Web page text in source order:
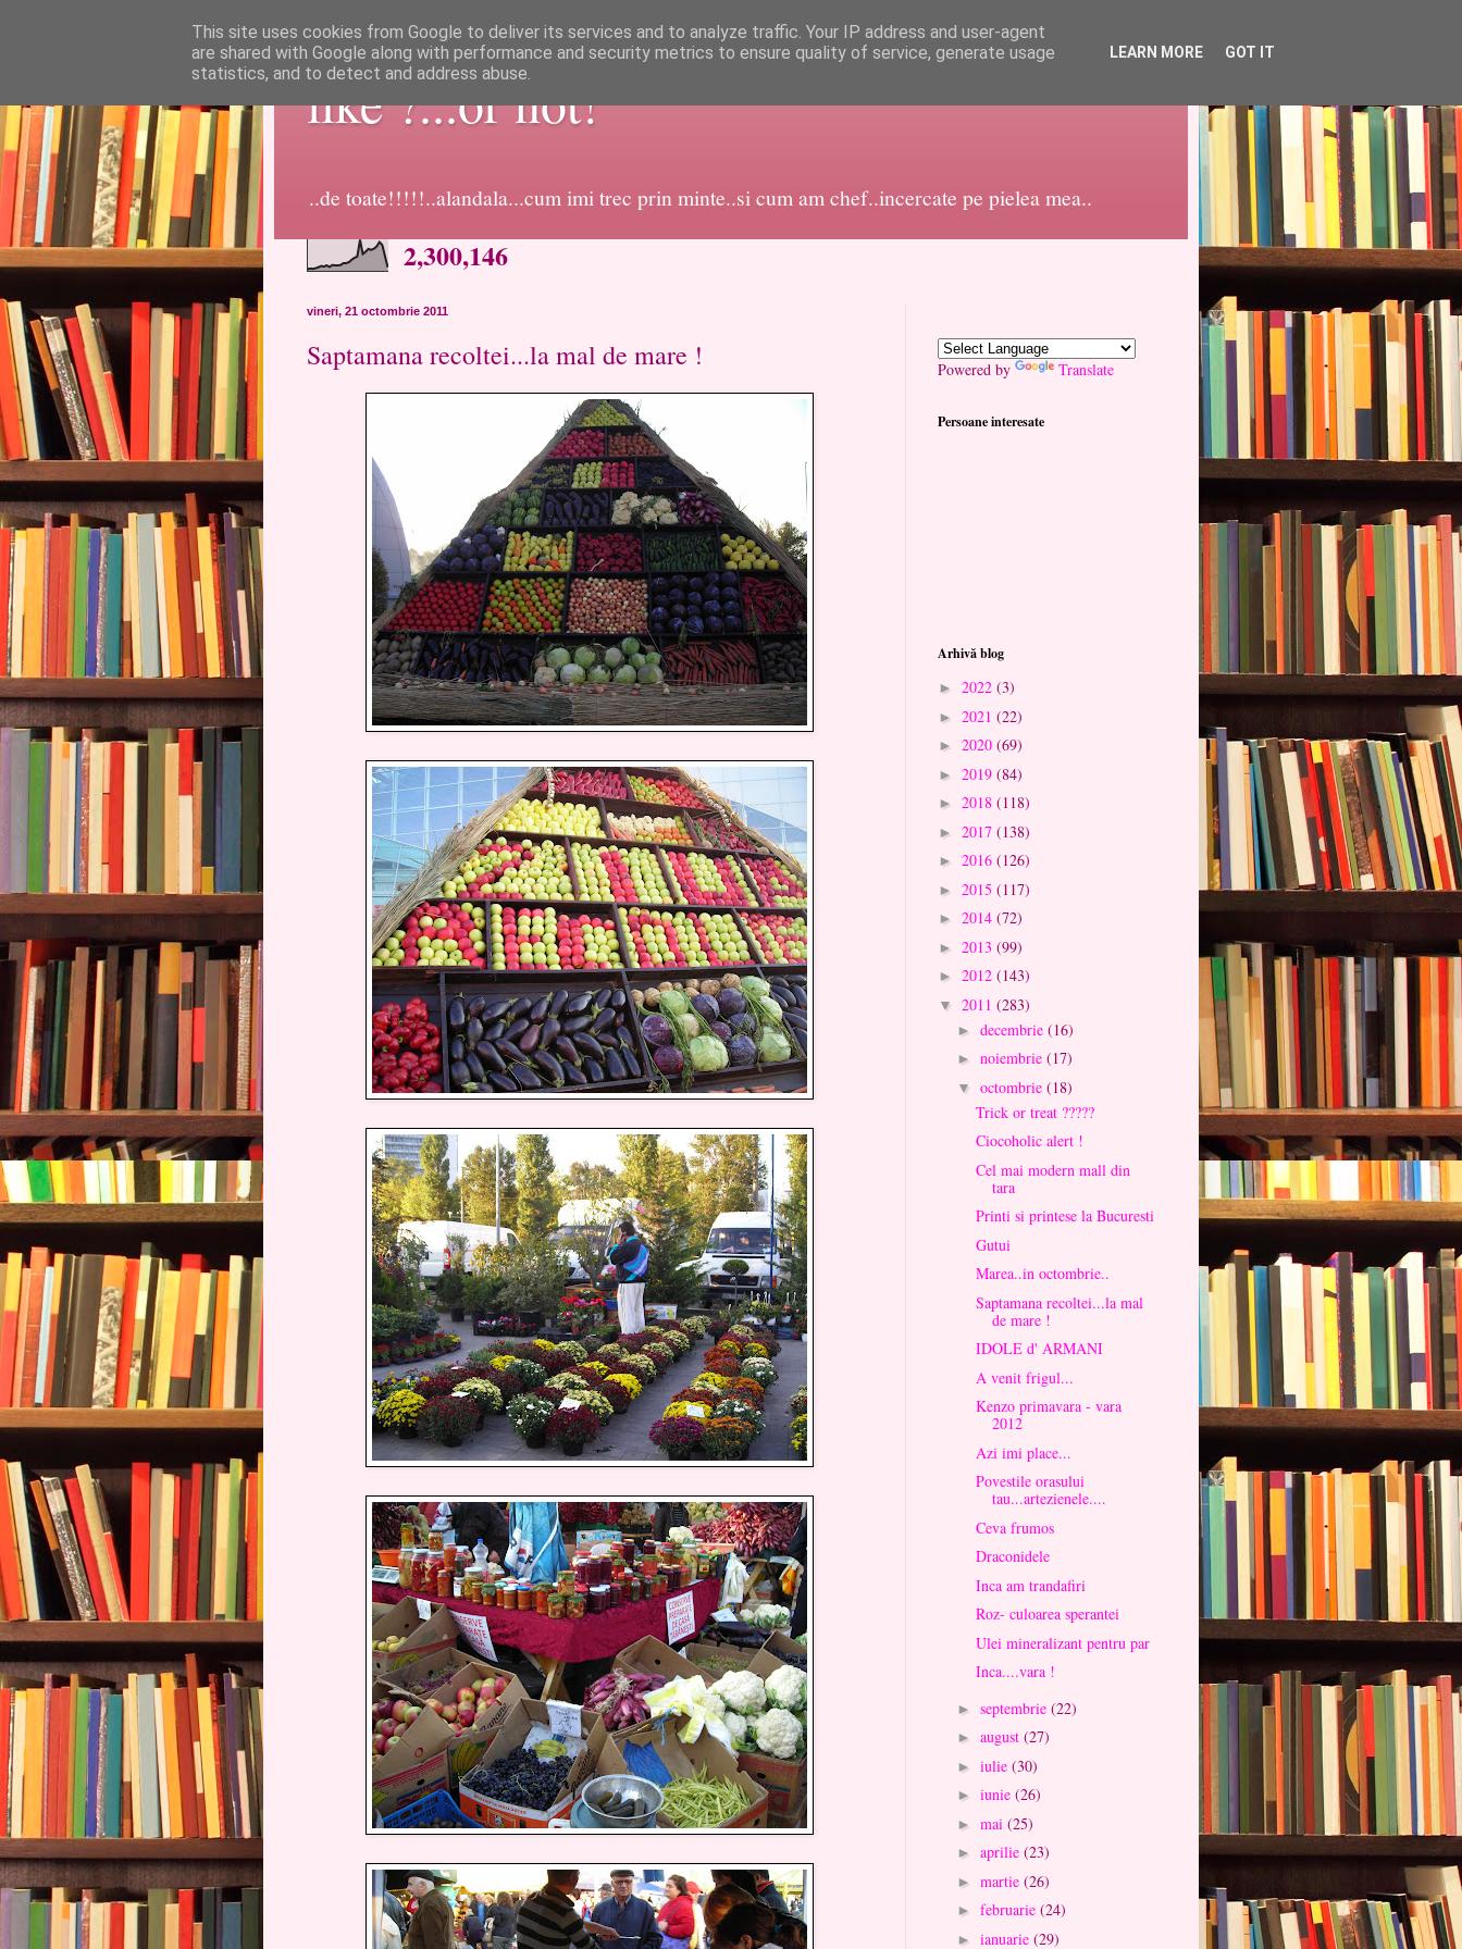
like ?...or not!
..de toate!!!!!..alandala...cum imi trec prin minte..si cum am chef..incercate pe pielea mea..
2,300,146
vineri, 21 octombrie 2011
Saptamana recoltei...la mal de mare ! Powered by Translate
Persoane interesate
Arhivă blog
► 2022 (3)
► 2021 (22)
► 2020 (69)
► 2019 (84)
► 2018 (118)
► 2017 (138)
► 2016 (126)
► 2015 (117)
► 2014 (72)
► 2013 (99)
► 2012 (143)
▼ 2011 (283)
► decembrie (16)
► noiembrie (17)
▼ octombrie (18)
Trick or treat ?????
Ciocoholic alert !
Cel mai modern mall din
tara
Printi si printese la Bucuresti
Gutui
Marea..in octombrie..
Saptamana recoltei...la mal
de mare !
IDOLE d' ARMANI
A venit frigul...
Kenzo primavara - vara
2012
Azi imi place...
Povestile orasului
tau...artezienele....
Ceva frumos
Draconidele
Inca am trandafiri
Roz- culoarea sperantei
Ulei mineralizant pentru par
Inca....vara !
► septembrie (22)
► august (27)
► iulie (30)
► iunie (26)
► mai (25)
► aprilie (23)
► martie (26)
► februarie (24)
► ianuarie (29)
This site uses cookies from Google to deliver its services and to analyze traffic. Your IP address and user-agent
are shared with Google along with performance and security metrics to ensure quality of service, generate usage
statistics, and to detect and address abuse.
LEARN MORE GOT IT